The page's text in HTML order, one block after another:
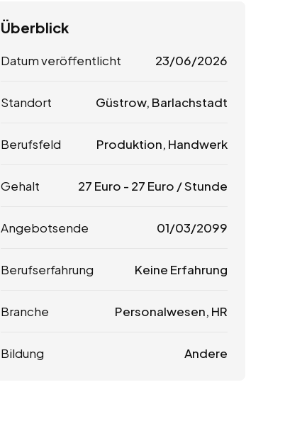
Überblick
Datum veröffentlicht 23/06/2026
Standort Güstrow, Barlachstadt
Berufsfeld Produktion, Handwerk
Gehalt 27 Euro - 27 Euro / Stunde
Angebotsende 01/03/2099
Berufserfahrung Keine Erfahrung
Branche Personalwesen, HR
Bildung Andere